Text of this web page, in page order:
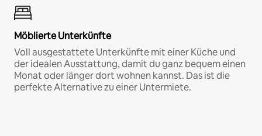
Möblierte Unterkünfte
Voll ausgestattete Unterkünfte mit einer Küche und
der idealen Ausstattung, damit du ganz bequem einen
Monat oder länger dort wohnen kannst. Das ist die
perfekte Alternative zu einer Untermiete.